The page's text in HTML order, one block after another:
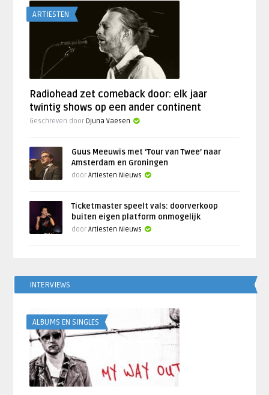
ARTIESTEN
Radiohead zet comeback door: elk jaar
twintig shows op een ander continent
Geschreven door Djuna Vaesen
Guus Meeuwis met ‘Tour van Twee’ naar
Amsterdam en Groningen
doorArtiesten Nieuws
Ticketmaster speelt vals: doorverkoop
buiten eigen platform onmogelijk
doorArtiesten Nieuws
INTERVIEWS
ALBUMS EN SINGLES